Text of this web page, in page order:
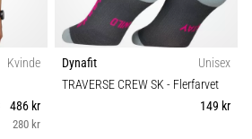
Kvinde
486 kr
280 kr
Dynafit
Unisex
TRAVERSE CREW SK- Flerfarvet
149 kr